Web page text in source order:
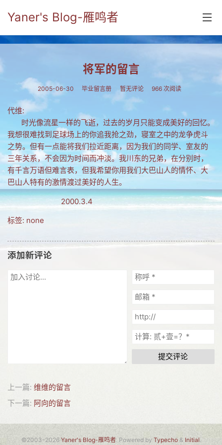
Yaner's Blog-雁鸣者
分类
yaner online
毕业留言册
流年
五笔难啊
流行.时代.天下
网络新事物
将军的留言
2005-06-30 毕业留言册 暂无评论 966 次阅读
代维:
时光像流星一样的飞逝，过去的岁月只能变成美好的回忆。
我想很难找到足球场上的你追我抢之劲，寝室之中的龙争虎斗
之势。但有一点能将我们拉近距离，因为我们的同学、室友的
三年关系，不会因为时间而冲淡。我川东的兄弟，在分别时，
有千言万语但难言表，但我希望你用我们大巴山人的情怀、大
巴山人特有的激情渡过美好的人生。
2000.3.4
标签: none
添加新评论
提交评论
上一篇: 维维的留言
下一篇: 阿向的留言
©2003-2026 Yaner's Blog-雁鸣者. Powered by Typecho& Initial